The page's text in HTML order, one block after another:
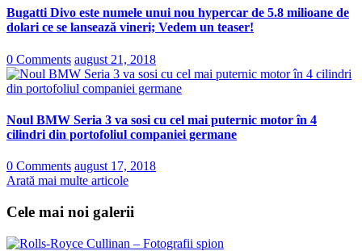
Bugatti Divo este numele unui nou hypercar de 5.8 milioane de
dolari ce se lansează vineri; Vedem un teaser!
0 Comments august 21, 2018
Noul BMW Seria 3 va sosi cu cel mai puternic motor în 4
cilindri din portofoliul companiei germane
0 Comments august 17, 2018
Arată mai multe articole
Cele mai noi galerii